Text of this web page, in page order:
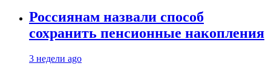
Россиянам назвали способ
сохранить пенсионные накопления
3 недели ago